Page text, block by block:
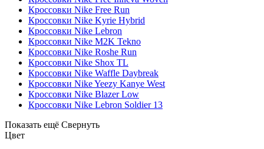
Кроссовки Nike Free Run
Кроссовки Nike Kyrie Hybrid
Кроссовки Nike Lebron
Кроссовки Nike M2K Tekno
Кроссовки Nike Roshe Run
Кроссовки Nike Shox TL
Кроссовки Nike Waffle Daybreak
Кроссовки Nike Yeezy Kanye West
Кроссовки Nike Blazer Low
Кроссовки Nike Lebron Soldier 13
Показать ещё Свернуть
Цвет